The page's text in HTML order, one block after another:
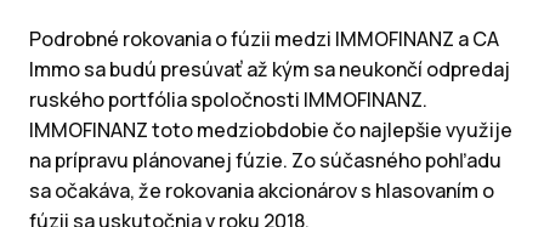
Podrobné rokovania o fúzii medzi IMMOFINANZ a CA
Immo sa budú presúvať až kým sa neukončí odpredaj
ruského portfólia spoločnosti IMMOFINANZ.
IMMOFINANZ toto medziobdobie čo najlepšie využije
na prípravu plánovanej fúzie. Zo súčasného pohľadu
sa očakáva, že rokovania akcionárov s hlasovaním o
fúzii sa uskutočnia v roku 2018.